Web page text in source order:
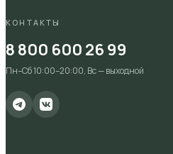
КОНТАКТЫ
8 800 600 26 99
Пн–Сб 10:00–20:00, Вс — выходной